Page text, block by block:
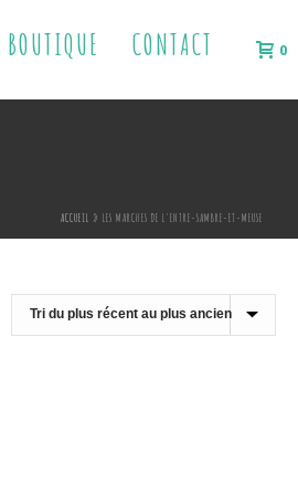
BOUTIQUE CONTACT 0
ACCUEIL » LES MARCHES DE L'ENTRE-SAMBRE-ET-MEUSE